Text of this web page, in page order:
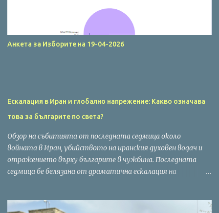
Анкета за Изборите на 19-04-2026
Ескалация в Иран и глобално напрежение: Какво означава
това за българите по света?
Обзор на събитията от последната седмица около
войната в Иран, убийството на иранския духовен водач и
отражението върху българите в чужбина. Последната
седмица бе белязана от драматична ескалация на
регионът навлезе в нова фаза на нестабилност, която